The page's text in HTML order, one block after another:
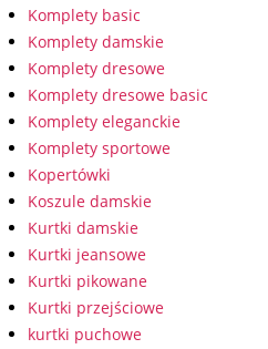
Komplety basic
Komplety damskie
Komplety dresowe
Komplety dresowe basic
Komplety eleganckie
Komplety sportowe
Kopertówki
Koszule damskie
Kurtki damskie
Kurtki jeansowe
Kurtki pikowane
Kurtki przejściowe
kurtki puchowe